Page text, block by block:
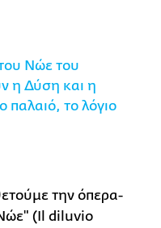
Νώε του
η Δύση και η
παλαιό, το λόγιο
την όπερα-
(Il diluvio